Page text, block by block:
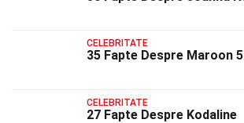
CELEBRITATE
35 Fapte Despre Maroon 5
CELEBRITATE
27 Fapte Despre Kodaline